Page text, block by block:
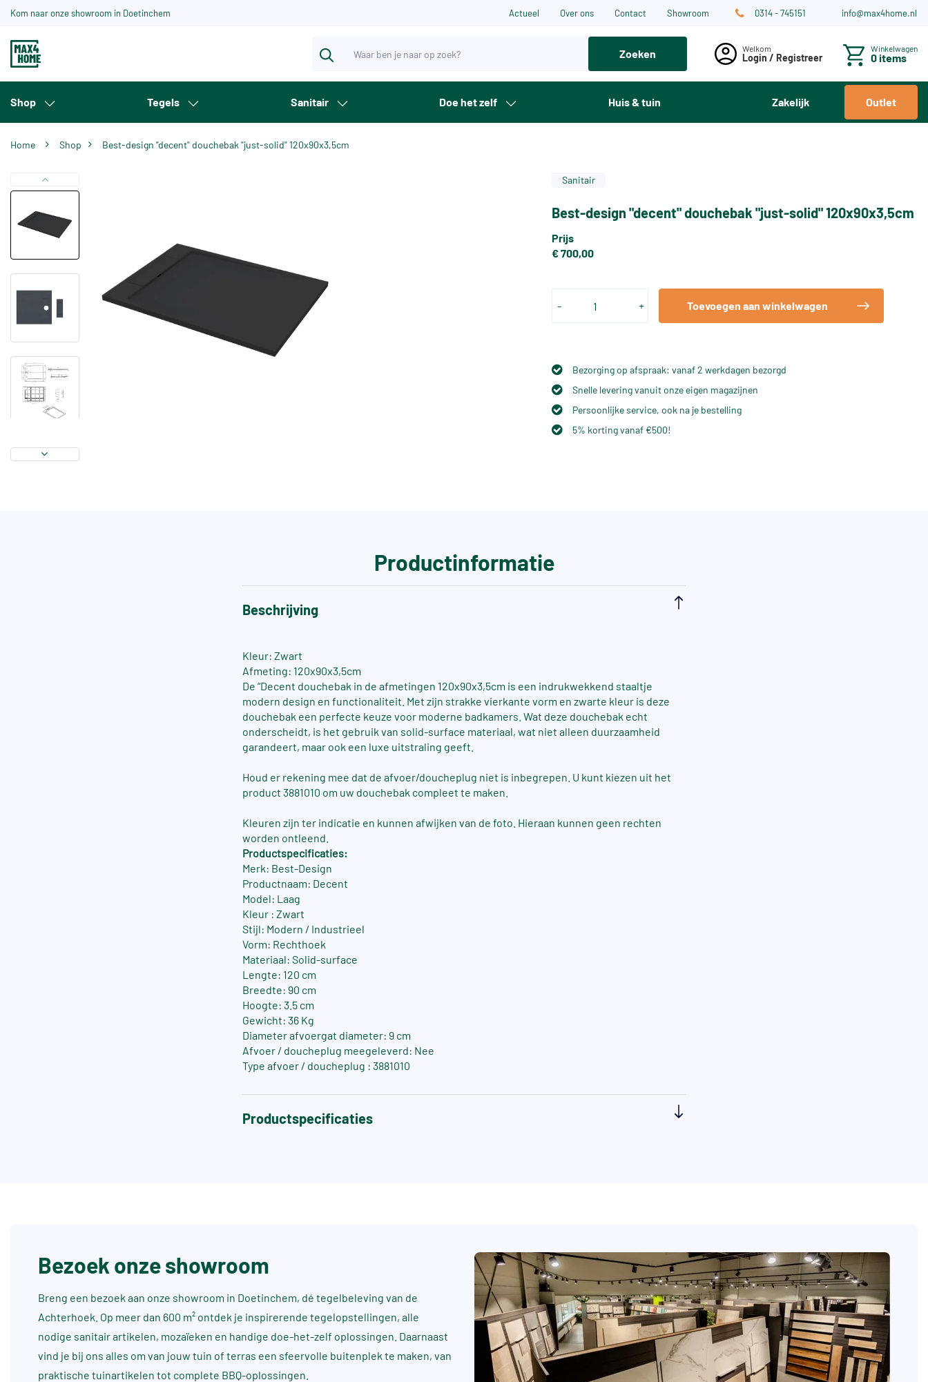
Kom naar onze showroom in Doetinchem Actueel Over ons Contact Showroom 0314 - 745151 info@max4home.nl
Zoeken Login / Registreer
Winkelwagen
0 items
Shop Tegels Sanitair Doe het zelf Huis & tuin Zakelijk Outlet
Home Shop Best-design "decent" douchebak "just-solid" 120x90x3,5cm
Sanitair
Best-design "decent" douchebak "just-solid" 120x90x3,5cm
Prijs
€ 700,00
- + Toevoegen aan winkelwagen
Bezorging op afspraak: vanaf 2 werkdagen bezorgd
Snelle levering vanuit onze eigen magazijnen
Persoonlijke service, ook na je bestelling
5% korting vanaf €500!
Productinformatie
Beschrijving
Kleur: Zwart
Afmeting: 120x90x3,5cm
De “Decent douchebak in de afmetingen 120x90x3,5cm is een indrukwekkend staaltje
modern design en functionaliteit. Met zijn strakke vierkante vorm en zwarte kleur is deze
douchebak een perfecte keuze voor moderne badkamers. Wat deze douchebak echt
onderscheidt, is het gebruik van solid-surface materiaal, wat niet alleen duurzaamheid
garandeert, maar ook een luxe uitstraling geeft.
Houd er rekening mee dat de afvoer/doucheplug niet is inbegrepen. U kunt kiezen uit het
product 3881010 om uw douchebak compleet te maken.
Kleuren zijn ter indicatie en kunnen afwijken van de foto. Hieraan kunnen geen rechten
worden ontleend.
Productspecificaties:
Merk: Best-Design
Productnaam: Decent
Model: Laag
Kleur : Zwart
Stijl: Modern / Industrieel
Vorm: Rechthoek
Materiaal: Solid-surface
Lengte: 120 cm
Breedte: 90 cm
Hoogte: 3.5 cm
Gewicht: 36 Kg
Diameter afvoergat diameter: 9 cm
Afvoer / doucheplug meegeleverd: Nee
Type afvoer / doucheplug : 3881010
Productspecificaties
Bezoek onze showroom
Breng een bezoek aan onze showroom in Doetinchem, dé tegelbeleving van de
Achterhoek. Op meer dan 600 m² ontdek je inspirerende tegelopstellingen, alle
nodige sanitair artikelen, mozaïeken en handige doe-het-zelf oplossingen. Daarnaast
vind je bij ons alles om van jouw tuin of terras een sfeervolle buitenplek te maken, van
praktische tuinartikelen tot complete BBQ-oplossingen.